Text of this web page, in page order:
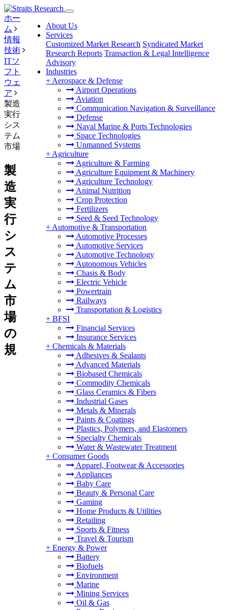
About Us
Services
Customized Market Research Syndicated Market
Research Reports Transaction & Legal Intelligence
Advisory
Industries
+ Aerospace & Defense
Airport Operations
Aviation
Communication Navigation & Surveillance
Defense
Naval Marine & Ports Technologies
Space Technologies
Unmanned Systems
+ Agriculture
Agriculture & Farming
Agriculture Equipment & Machinery
Agriculture Technology
Animal Nutrition
Crop Protection
Fertilizers
Seed & Seed Technology
+ Automotive & Transportation
Automotive Processes
Automotive Services
Automotive Technology
Autonomous Vehicles
Chasis & Body
Electric Vehicle
Powertrain
Railways
Transportation & Logistics
+ BFSI
Financial Services
Insurance Services
+ Chemicals & Materials
Adhesives & Sealants
Advanced Materials
Biobased Chemicals
Commodity Chemicals
Glass Ceramics & Fibers
Industrial Gases
Metals & Minerals
Paints & Coatings
Plastics, Polymers, and Elastomers
Specialty Chemicals
Water & Wastewater Treatment
+ Consumer Goods
Apparel, Footwear & Accessories
Appliances
Baby Care
Beauty & Personal Care
Gaming
Home Products & Utilities
Retailing
Sports & Fitness
Travel & Tourism
+ Energy & Power
Battery
Biofuels
Environment
Marine
Mining Services
Oil & Gas
ホー
ム
情報
技術
ITソ
フト
ウェ
ア
製造
実行
シス
テム
市場
製
造
実
行
シ
ス
テ
ム
市
場
の
規